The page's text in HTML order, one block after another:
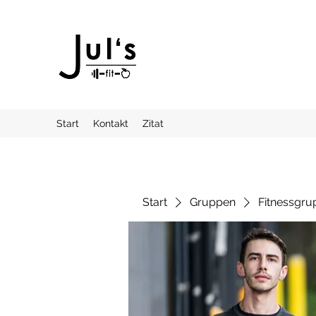
Start Kontakt Zitat
Start Gruppen